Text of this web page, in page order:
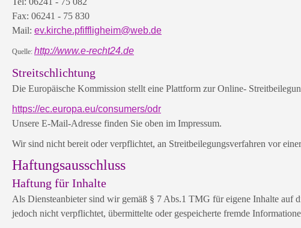
Fax: 06241 - 75 830
Mail: ev.kirche.pfiffligheim@web.de
Quelle: http://www.e-recht24.de
Streitschlichtung
Die Europäische Kommission stellt eine Plattform zur Online-
https://ec.europa.eu/consumers/odr
Unsere E-Mail-Adresse finden Sie oben im Impressum.
Wir sind nicht bereit oder verpflichtet, an Streitbeilegungsverfahren vor
Haftungsausschluss
Haftung für Inhalte
Als Diensteanbieter sind wir gemäß § 7 Abs.1 TMG für eigene Inhalte auf
jedoch nicht verpflichtet, übermittelte oder gespeicherte fremde